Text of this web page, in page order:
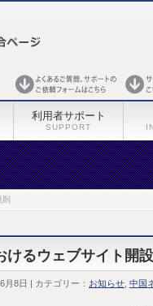
利用者サポート
SUPPORT
けるウェブサイト開
月8日 | カテゴリー： お知らせ 中国